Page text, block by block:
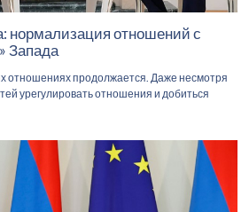
отношений с
Запада
отношениях продолжается. Даже несмотря
урегулировать отношения и добиться